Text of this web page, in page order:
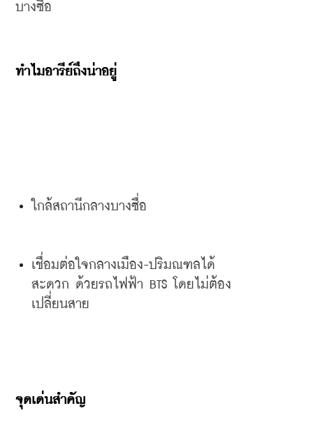
บางซื่อ
ทำไมอารีย์ถึงน่าอยู่
ใกล้สถานีกลางบางซื่อ
เชื่อมต่อใจกลางเมือง-ปริมณฑลได้
สะดวก ด้วยรถไฟฟ้า BTS โดยไม่ต้อง
เปลี่ยนสาย
จุดเด่นสำคัญ